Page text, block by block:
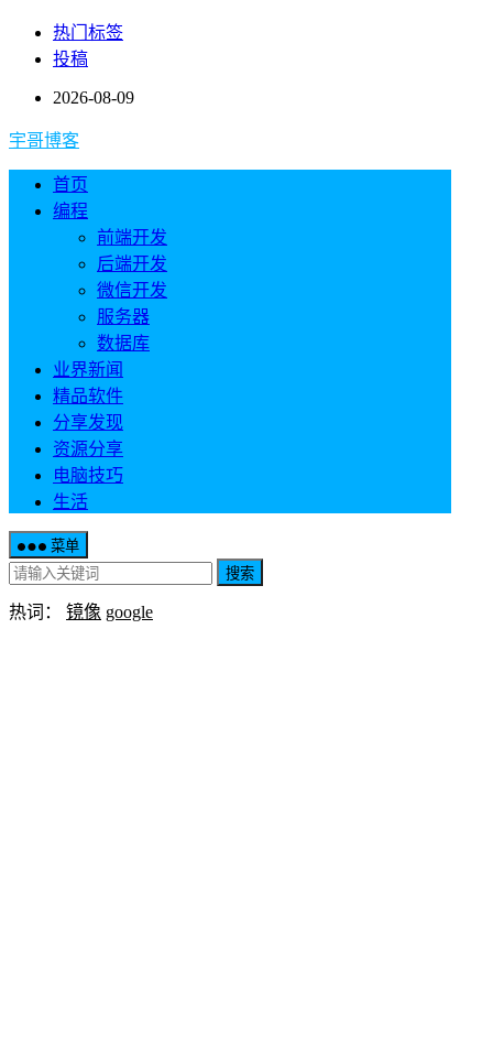
热门标签
投稿
2026-08-09
宇哥博客
首页
编程
前端开发
后端开发
微信开发
服务器
数据库
业界新闻
精品软件
分享发现
资源分享
电脑技巧
生活
菜单
搜索
热词： 镜像 google